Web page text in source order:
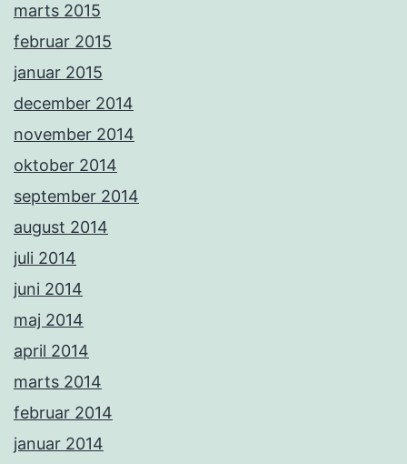
marts 2015
februar 2015
januar 2015
december 2014
november 2014
oktober 2014
september 2014
august 2014
juli 2014
juni 2014
maj 2014
april 2014
marts 2014
februar 2014
januar 2014